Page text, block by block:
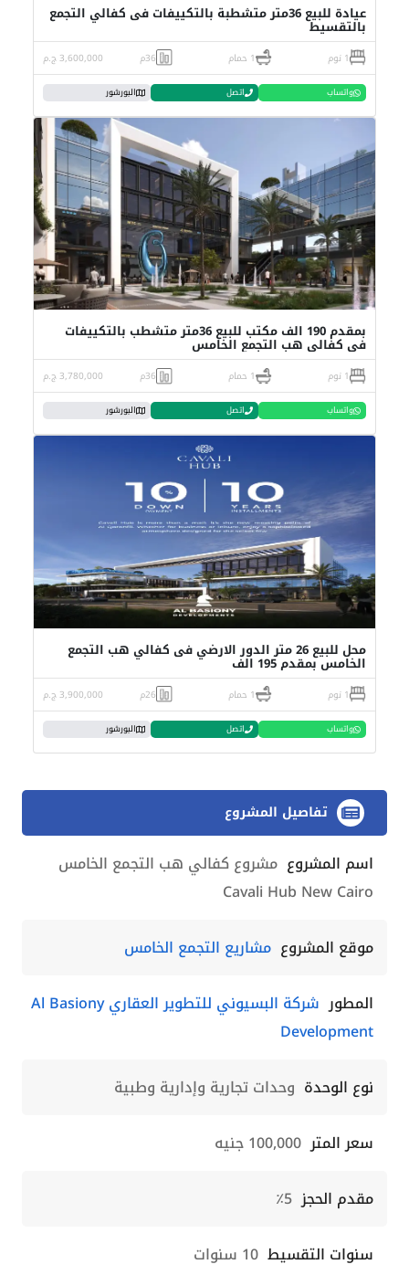
عيادة للبيع 36متر متشطبة بالتكييفات فى كفالي التجمع
بالتقسيط
1 نوم 1 حمام 36م 3,600,000 ج.م
واتساب اتصل البورشور
بمقدم 190 الف مكتب للبيع 36متر متشطب بالتكييفات
فى كفالي هب التجمع الخامس
1 نوم 1 حمام 36م 3,780,000 ج.م
واتساب اتصل البورشور
محل للبيع 26 متر الدور الارضي فى كفالي هب التجمع
الخامس بمقدم 195 الف
1 نوم 1 حمام 26م 3,900,000 ج.م
واتساب اتصل البورشور
تفاصيل المشروع
اسم المشروع مشروع كفالي هب التجمع الخامس
Cavali Hub New Cairo
موقع المشروع مشاريع التجمع الخامس
المطور
شركة البسيوني للتطوير العقاري Al Basiony
Development
نوع الوحدة وحدات تجارية وإدارية وطبية
سعر المتر 100,000 جنيه
مقدم الحجز 5٪
سنوات التقسيط 10 سنوات